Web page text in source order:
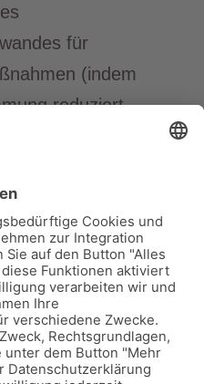
für
(indem
reduziert
ins Detail
der KfW-
der